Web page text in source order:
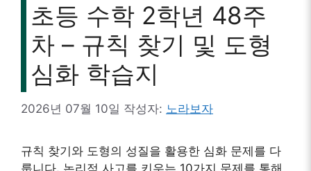
초등 수학 2학년 48주
차 – 규칙 찾기 및 도형
심화 학습지
2026년 07월 10일 작성자: 노라보자
규칙 찾기와 도형의 성질을 활용한 심화 문제를 다
룹니다. 논리적 사고를 키우는 10가지 문제를 통해